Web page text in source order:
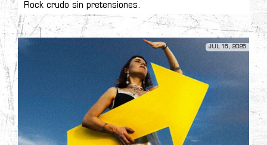
Rock crudo sin pretensiones.
JUL 16, 2026